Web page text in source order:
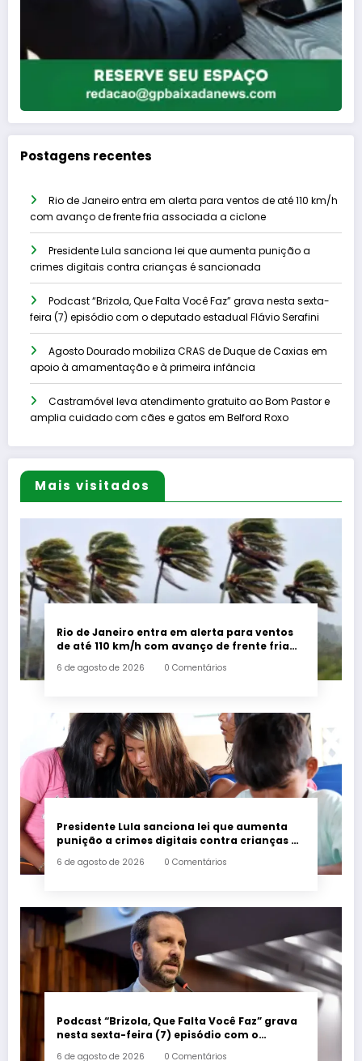
Postagens recentes
Rio de Janeiro entra em alerta para ventos de até 110 km/h
com avanço de frente fria associada a ciclone
Presidente Lula sanciona lei que aumenta punição a
crimes digitais contra crianças é sancionada
Podcast “Brizola, Que Falta Você Faz” grava nesta sexta-
feira (7) episódio com o deputado estadual Flávio Serafini
Agosto Dourado mobiliza CRAS de Duque de Caxias em
apoio à amamentação e à primeira infância
Castramóvel leva atendimento gratuito ao Bom Pastor e
amplia cuidado com cães e gatos em Belford Roxo
Mais visitados
Rio de Janeiro entra em alerta para ventos
de até 110 km/h com avanço de frente fria
6 de agosto de 2026 0 Comentários
Presidente Lula sanciona lei que aumenta
punição a crimes digitais contra crianças é
6 de agosto de 2026 0 Comentários
Podcast “Brizola, Que Falta Você Faz” grava
nesta sexta-feira (7) episódio com o
6 de agosto de 2026 0 Comentários